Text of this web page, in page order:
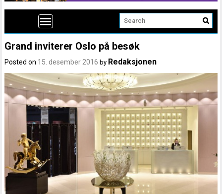
Grand inviterer Oslo på besøk
Posted on 15. desember 2016 by Redaksjonen